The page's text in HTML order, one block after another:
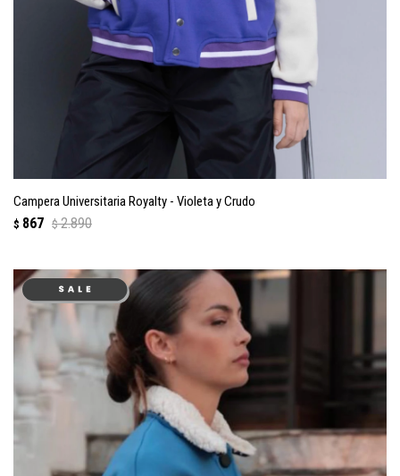
Campera Universitaria Royalty - Violeta y Crudo
$ 867 $ 2.890